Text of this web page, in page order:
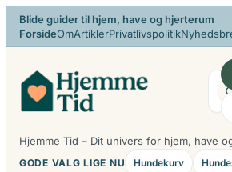
Spring
Blide guider til hjem, have og hjerterum
ForsideOmArtiklerPrivatlivspolitik
Hjemme Tid – Dit univers for hjem, have
GODE VALG LIGE NU Hundekurv